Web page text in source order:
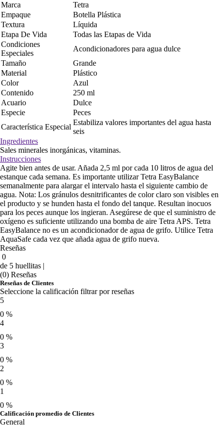
Marca
Tetra
Empaque
Botella Plástica
Textura
Líquida
Etapa De Vida
Todas las Etapas de Vida
Condiciones
Especiales
Acondicionadores para agua dulce
Tamaño
Grande
Material
Plástico
Color
Azul
Contenido
250 ml
Acuario
Dulce
Especie
Peces
Característica Especial
Estabiliza valores importantes del agua hasta
seis
Ingredientes
Sales minerales inorgánicas, vitaminas.
Instrucciones
Agite bien antes de usar. Añada 2,5 ml por cada 10 litros de agua del
estanque cada semana. Es importante utilizar Tetra EasyBalance
semanalmente para alargar el intervalo hasta el siguiente cambio de
agua. Nota: Los gránulos desnitrificantes de color claro son visibles en
el producto y se hunden hasta el fondo del tanque. Resultan inocuos
para los peces aunque los ingieran. Asegúrese de que el suministro de
oxígeno es suficiente utilizando una bomba de aire Tetra APS. Tetra
EasyBalance no es un acondicionador de agua de grifo. Utilice Tetra
AquaSafe cada vez que añada agua de grifo nueva.
Reseñas
0
de 5 huellitas |
(0) Reseñas
Reseñas de Clientes
Seleccione la calificación filtrar por reseñas
5
0 %
4
0 %
3
0 %
2
0 %
1
0 %
Calificación promedio de Clientes
General